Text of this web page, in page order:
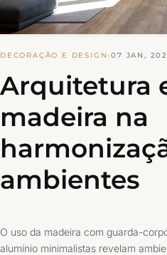
DECORAÇÃO E DESIGN·07 JAN,
Arquitetura
madeira na
ambientes
O uso da madeira com guarda-
alumínio minimalistas revelam